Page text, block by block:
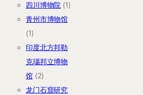
产
品
个
产
四川博物院 11
个
青州市博物馆
11
个
产
品
印度北方邦勒
克瑙邦立博物
馆 22
个
龙门石窟研究